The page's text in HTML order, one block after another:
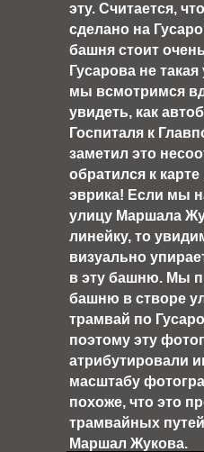
эту. Считается,
сделано на
башня стоит
Гусарова не
мы всмотримся
увидеть, как
Госпиталя к
заметил это
обратился к
эврика! Если мы
улицу Маршала
линейку, то
визуально
в эту башню. Мы
башню в створе
трамвай по
поэтому эту
атрибутировали
масштабу
похоже, что это
трамвайных
Маршал Жукова.